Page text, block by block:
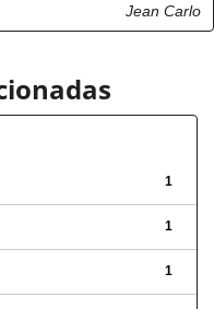
Jean Carlo
1
1
1